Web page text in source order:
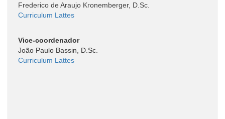
Frederico de Araujo Kronemberger, D.Sc.
Curriculum Lattes
Vice-coordenador
João Paulo Bassin, D.Sc.
Curriculum Lattes